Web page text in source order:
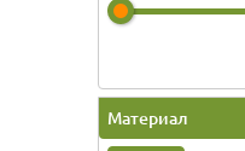
Материал